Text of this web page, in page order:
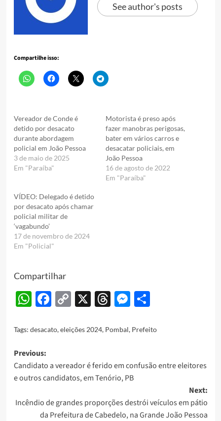
See author's posts
Compartilhe isso:
Vereador de Conde é
detido por desacato
durante abordagem
policial em João Pessoa
3 de maio de 2025
Em "Paraíba"
Motorista é preso após
fazer manobras perigosas,
bater em vários carros e
desacatar policiais, em
João Pessoa
16 de agosto de 2022
Em "Paraíba"
VÍDEO: Delegado é detido
por desacato após chamar
policial militar de
‘vagabundo’
17 de novembro de 2024
Em "Policial"
Compartilhar
WhatsApp
Facebook
Copy
X Threads
Messenger
Share
Tags: desacato,eleições 2024, Pombal, Prefeito
Post
navigation
Previous:
Candidato a vereador é ferido em confusão entre eleitores
e outros candidatos, em Tenório, PB
Next:
Incêndio de grandes proporções destrói veículos em pátio
da Prefeitura de Cabedelo, na Grande João Pessoa